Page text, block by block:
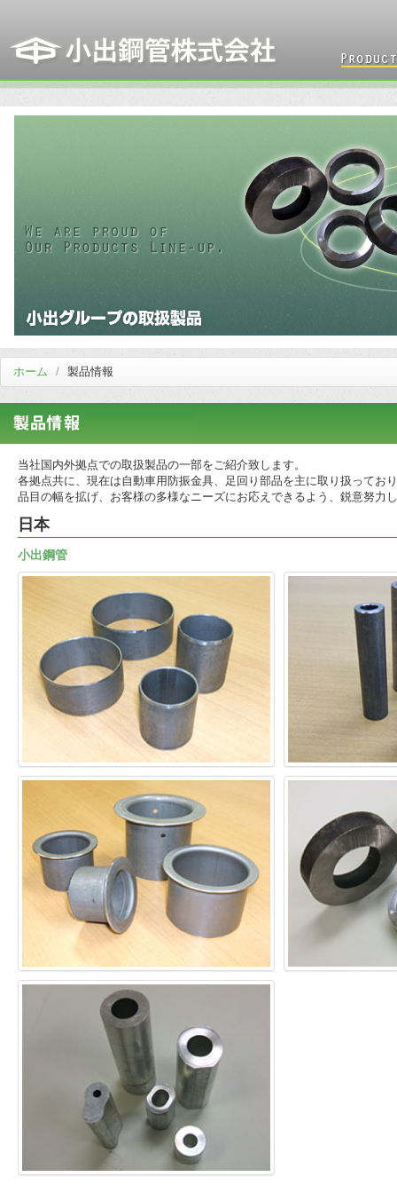
ホーム / 製品情報
当社国内外拠点での取扱製品の一部をご紹介致します。
各拠点共に、現在は自動車用防振金具、足回り部品を主に取り扱ってお
品目の幅を拡げ、お客様の多様なニーズにお応えできるよう、鋭意努力
日本
小出鋼管